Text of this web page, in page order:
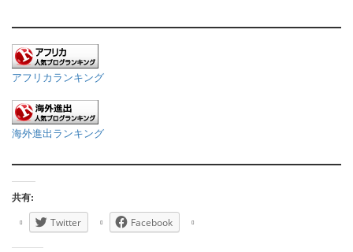
アフリカランキング
海外進出ランキング
共有:
Twitter Facebook